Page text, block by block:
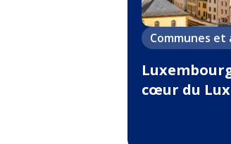
Communes
cœur du